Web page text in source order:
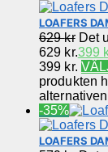
LOAFERS
629kr Det
629 kr.399
399 kr.
produkten
-35%
LOAFERS